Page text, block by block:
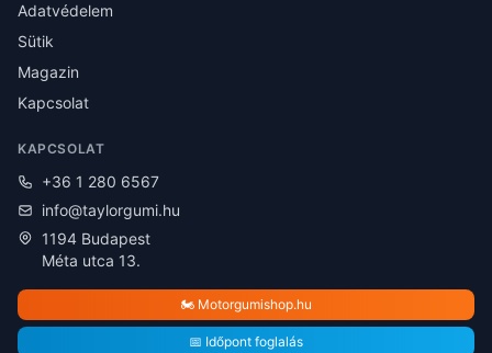
Adatvédelem
Sütik
Magazin
Kapcsolat
KAPCSOLAT
+36 1 280 6567
info@taylorgumi.hu
1194 Budapest
Méta utca 13.
🏍️ Motorgumishop.hu
📅 Időpont foglalás